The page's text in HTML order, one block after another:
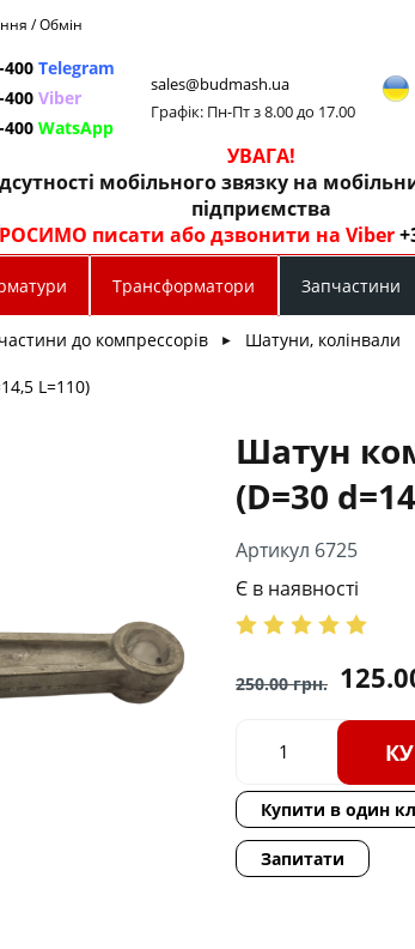
/ Обмін
400 Telegram
400 Viber
400 WatsApp
sales@budmash.ua
Графік: Пн-Пт з 8.00 до 17.00
УВАГА!
мобільного звязку на
підприємства
писати або дзвонити на Viber
Трансформатори Запчастини
до компрессорів ► Шатуни, колінвали
L=110)
Шатун
(D=30
Артикул 6725
Є в наявності
250.00грн.
Купити в один
Запитати